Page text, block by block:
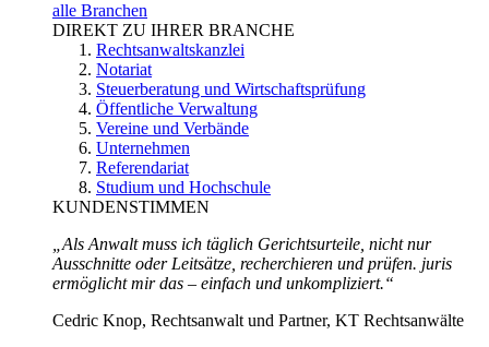
alle Branchen
DIREKT ZU IHRER BRANCHE
Rechtsanwaltskanzlei
Notariat
Steuerberatung und Wirtschaftsprüfung
Öffentliche Verwaltung
Vereine und Verbände
Unternehmen
Referendariat
Studium und Hochschule
KUNDENSTIMMEN
„Als Anwalt muss ich täglich Gerichtsurteile, nicht nur
Ausschnitte oder Leitsätze, recherchieren und prüfen. juris
ermöglicht mir das – einfach und unkompliziert.“
Cedric Knop, Rechtsanwalt und Partner, KT Rechtsanwälte